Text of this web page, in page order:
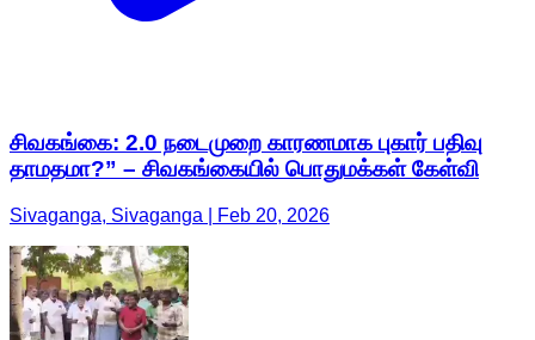
சிவகங்கை: 2.0 நடைமுறை காரணமாக புகார் பதிவு
தாமதமா?” – சிவகங்கையில் பொதுமக்கள் கேள்வி
Sivaganga, Sivaganga | Feb 20, 2026